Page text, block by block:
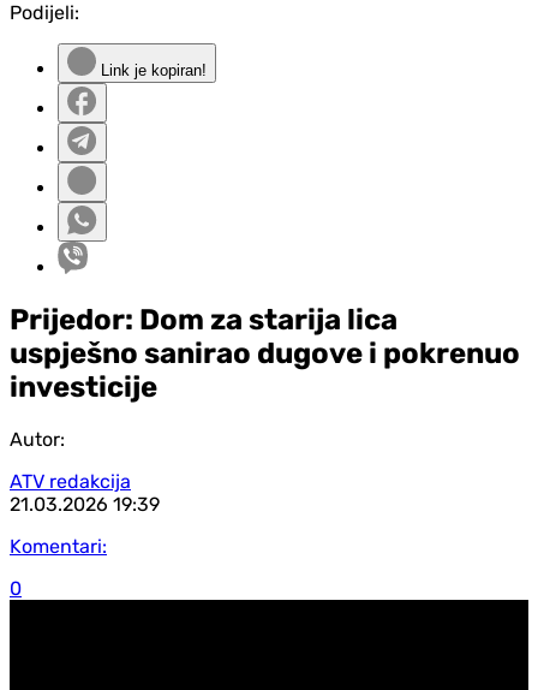
Podijeli:
Link je kopiran!
Prijedor: Dom za starija lica
uspješno sanirao dugove i pokrenuo
investicije
Autor:
ATV redakcija
21.03.2026 19:39
Komentari:
0